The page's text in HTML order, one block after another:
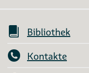
Bibliothek
Kontakte